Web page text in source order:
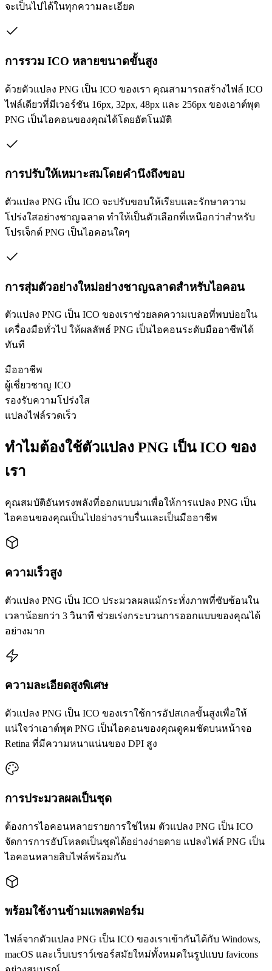
จะเป็นไปได้ในทุกความละเอียด
การรวม ICO หลายขนาดขั้นสูง
ด้วยตัวแปลง PNG เป็น ICO ของเรา คุณสามารถสร้างไฟล์ ICO
ไฟล์เดียวที่มีเวอร์ชัน 16px, 32px, 48px และ 256px ของเอาต์พุต
PNG เป็นไอคอนของคุณได้โดยอัตโนมัติ
การปรับให้เหมาะสมโดยคำนึงถึงขอบ
ตัวแปลง PNG เป็น ICO จะปรับขอบให้เรียบและรักษาความ
โปร่งใสอย่างชาญฉลาด ทำให้เป็นตัวเลือกที่เหนือกว่าสำหรับ
โปรเจ็กต์ PNG เป็นไอคอนใดๆ
การสุ่มตัวอย่างใหม่อย่างชาญฉลาดสำหรับไอคอน
ตัวแปลง PNG เป็น ICO ของเราช่วยลดความเบลอที่พบบ่อยใน
เครื่องมือทั่วไป ให้ผลลัพธ์ PNG เป็นไอคอนระดับมืออาชีพได้
ทันที
มืออาชีพ
ผู้เชี่ยวชาญ ICO
รองรับความโปร่งใส
แปลงไฟล์รวดเร็ว
ทำไมต้องใช้ตัวแปลง PNG เป็น ICO ของ
เรา
คุณสมบัติอันทรงพลังที่ออกแบบมาเพื่อให้การแปลง PNG เป็น
ไอคอนของคุณเป็นไปอย่างราบรื่นและเป็นมืออาชีพ
ความเร็วสูง
ตัวแปลง PNG เป็น ICO ประมวลผลแม้กระทั่งภาพที่ซับซ้อนใน
เวลาน้อยกว่า 3 วินาที ช่วยเร่งกระบวนการออกแบบของคุณได้
อย่างมาก
ความละเอียดสูงพิเศษ
ตัวแปลง PNG เป็น ICO ของเราใช้การอัปสเกลขั้นสูงเพื่อให้
แน่ใจว่าเอาต์พุต PNG เป็นไอคอนของคุณดูคมชัดบนหน้าจอ
Retina ที่มีความหนาแน่นของ DPI สูง
การประมวลผลเป็นชุด
ต้องการไอคอนหลายรายการใช่ไหม ตัวแปลง PNG เป็น ICO
จัดการการอัปโหลดเป็นชุดได้อย่างง่ายดาย แปลงไฟล์ PNG เป็น
ไอคอนหลายสิบไฟล์พร้อมกัน
พร้อมใช้งานข้ามแพลตฟอร์ม
ไฟล์จากตัวแปลง PNG เป็น ICO ของเราเข้ากันได้กับ Windows,
macOS และเว็บเบราว์เซอร์สมัยใหม่ทั้งหมดในรูปแบบ favicons